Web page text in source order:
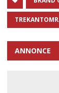
ANNONCE